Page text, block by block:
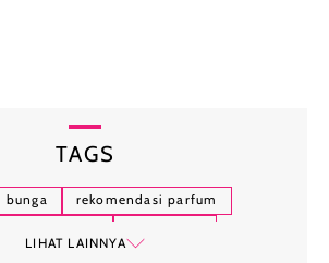
TAGS
bunga
rekomendasi parfum
LIHAT LAINNYA